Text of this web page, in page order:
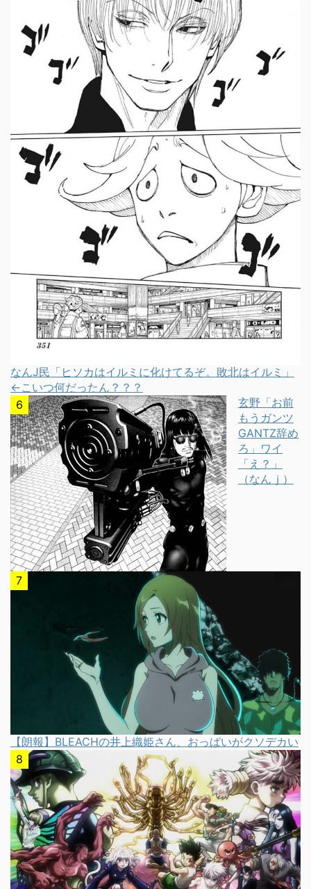
なんJ民「ヒソカはイルミに化けてるぞ。敗北はイルミ」
←こいつ何だったん？？？
玄野「お前
もうガンツ
GANTZ辞め
ろ」ワイ
「え？」
（なんｊ）
【朗報】BLEACHの井上織姫さん、おっぱいがクソデカい